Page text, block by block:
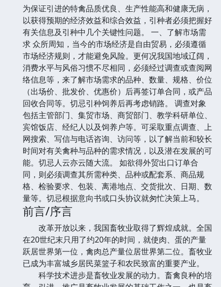
为保证引进的特禽品质优良、生产性能高和健康无病，
以获得预期的经济效益和综合效益，引种者必须把握好
有关信息及引种中几个关键性问题。 一、了解市场需
求 众所周知，当今的市场经济是自由贸易，必须遵循
市场经济规则，才能避免风险。更何况我国地域辽阔，
消费水平与风俗习惯不尽相同，必须经过调查或查阅网
络信息等，来了解市场需求的品种、数量、规格、价位
（出场价、批发价、优惠价）后再签订单合同，或产品
回收合同等。切忌引种饲养后再考虑销路。 调查对象
包括主管部门、集贸市场、商贸部门、教学科研单位、
宾馆饭店、经纪人以及饲养户等。可采取重点调查、上
网搜索、写信与电话咨询、访问等，以了解当前和较长
时间对有关禽种与品种的需求情况，以及潜在发展的可
能。切忌人云亦云随大流。 如欲得外贸出口订单合
同，则必须调查其所需种类、品种或配套系、商品规
格、检验要求、包装、离港地点、交货批次、日期、数
量等。切忌根据意向书或口头协议就匆忙决策上马。
前言/序言
改革开放以来，我国畜牧业取得了辉煌成就。全国
在20世纪末只用了约20年的时间，就使肉、蛋的产量
跃居世界第一位，禽肉总产量位居世界第二位。畜牧业
已成为丰富城乡居民菜篮子和农民致富的重要产业。
科学技术进步是畜牧业发展的动力。畜禽良种的培